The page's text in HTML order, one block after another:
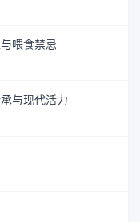
喂食禁忌
与现代活力